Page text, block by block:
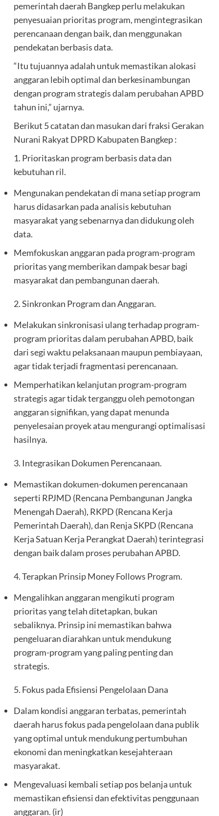
pemerintah daerah Bangkep perlu melakukan
penyesuaian prioritas program, mengintegrasikan
perencanaan dengan baik, dan menggunakan
pendekatan berbasis data.
“Itu tujuannya adalah untuk memastikan alokasi
anggaran lebih optimal dan berkesinambungan
dengan program strategis dalam perubahan APBD
tahun ini,” ujarnya.
Berikut 5 catatan dan masukan dari fraksi Gerakan
Nurani Rakyat DPRD Kabupaten Bangkep :
1. Prioritaskan program berbasis data dan
kebutuhan ril.
Mengunakan pendekatan di mana setiap program
harus didasarkan pada analisis kebutuhan
masyarakat yang sebenarnya dan didukung oleh
data.
Memfokuskan anggaran pada program-program
prioritas yang memberikan dampak besar bagi
masyarakat dan pembangunan daerah.
2. Sinkronkan Program dan Anggaran.
Melakukan sinkronisasi ulang terhadap program-
program prioritas dalam perubahan APBD, baik
dari segi waktu pelaksanaan maupun pembiayaan,
agar tidak terjadi fragmentasi perencanaan.
Memperhatikan kelanjutan program-program
strategis agar tidak terganggu oleh pemotongan
anggaran signifikan, yang dapat menunda
penyelesaian proyek atau mengurangi optimalisasi
hasilnya.
3. Integrasikan Dokumen Perencanaan.
Memastikan dokumen-dokumen perencanaan
seperti RPJMD (Rencana Pembangunan Jangka
Menengah Daerah), RKPD (Rencana Kerja
Pemerintah Daerah), dan Renja SKPD (Rencana
Kerja Satuan Kerja Perangkat Daerah) terintegrasi
dengan baik dalam proses perubahan APBD.
4. Terapkan Prinsip Money Follows Program.
Mengalihkan anggaran mengikuti program
prioritas yang telah ditetapkan, bukan
sebaliknya. Prinsip ini memastikan bahwa
pengeluaran diarahkan untuk mendukung
program-program yang paling penting dan
strategis.
5. Fokus pada Efisiensi Pengelolaan Dana
Dalam kondisi anggaran terbatas, pemerintah
daerah harus fokus pada pengelolaan dana publik
yang optimal untuk mendukung pertumbuhan
ekonomi dan meningkatkan kesejahteraan
masyarakat.
Mengevaluasi kembali setiap pos belanja untuk
memastikan efisiensi dan efektivitas penggunaan
anggaran. (ir)